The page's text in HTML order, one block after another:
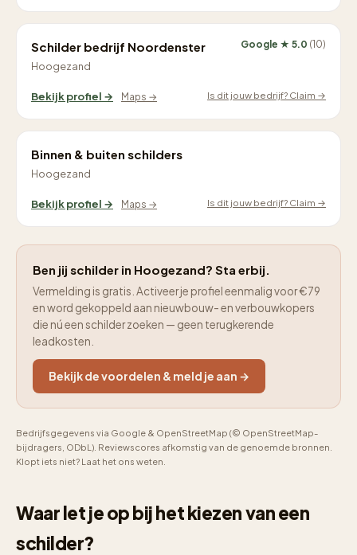
Schilder bedrijf Noordenster
Hoogezand
Google ★ 5.0 (10)
Bekijk profiel → Maps → Is dit jouw bedrijf? Claim →
Binnen & buiten schilders
Hoogezand
Bekijk profiel → Maps → Is dit jouw bedrijf? Claim →
Ben jij schilder in Hoogezand? Sta erbij.
Vermelding is gratis. Activeer je profiel eenmalig voor €79
en word gekoppeld aan nieuwbouw- en verbouwkopers
die nú een schilder zoeken — geen terugkerende
leadkosten.
Bekijk de voordelen & meld je aan →
Bedrijfsgegevens via Google & OpenStreetMap (© OpenStreetMap-
bijdragers, ODbL). Reviewscores afkomstig van de genoemde bronnen.
Klopt iets niet? Laat het ons weten.
Waar let je op bij het kiezen van een
schilder?